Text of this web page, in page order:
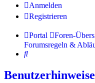
Anmelden
Registrieren
Portal Foren-
Forumsregeln &
Suche
Benutzerhinweise